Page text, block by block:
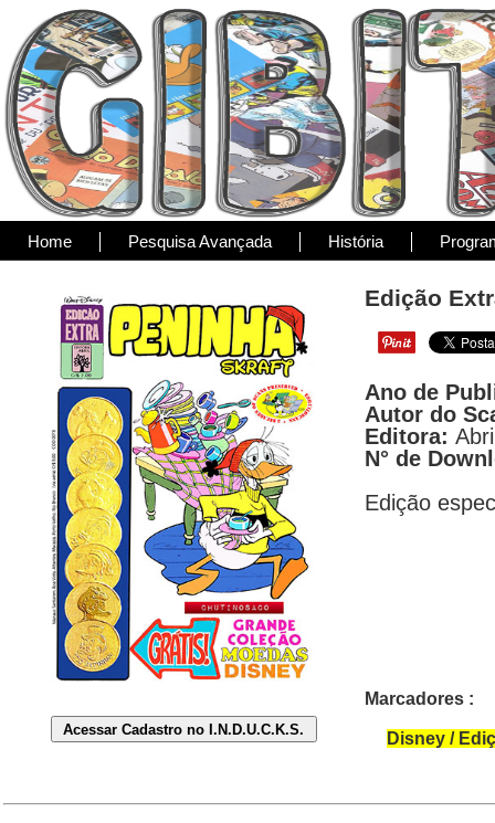
Home Pesquisa Avançada História
Edição
Ano de
Autor do
Editora:
N° de
Edição
Marcadores :
Disney /